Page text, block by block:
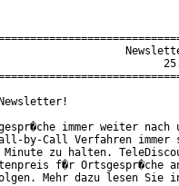
25.
immer weiter nach
by-Call Verfahren immer
zu halten.
f�r Ortsgespr�che
Mehr dazu lesen Sie